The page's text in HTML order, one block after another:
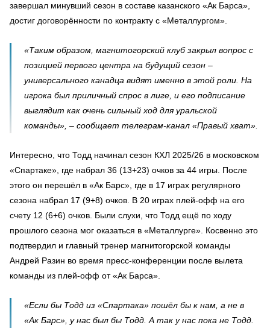
завершал минувший сезон в составе казанского «Ак Барса»,
достиг договорённости по контракту с «Металлургом».
«Таким образом, магнитогорский клуб закрыл вопрос с
позицией первого центра на будущий сезон –
универсального канадца видят именно в этой роли. На
игрока был приличный спрос в лиге, и его подписание
выглядит как очень сильный ход для уральской
команды», – сообщает телеграм-канал «Правый хват».
Интересно, что Тодд начинал сезон КХЛ 2025/26 в московском
«Спартаке», где набрал 36 (13+23) очков за 44 игры. После
этого он перешёл в «Ак Барс», где в 17 играх регулярного
сезона набрал 17 (9+8) очков. В 20 играх плей-офф на его
счету 12 (6+6) очков. Были слухи, что Тодд ещё по ходу
прошлого сезона мог оказаться в «Металлурге». Косвенно это
подтвердил и главный тренер магнитогорской команды
Андрей Разин во время пресс-конференции после вылета
команды из плей-офф от «Ак Барса».
«Если бы Тодд из «Спартака» пошёл бы к нам, а не в
«Ак Барс», у нас был бы Тодд. А так у нас пока не Тодд.